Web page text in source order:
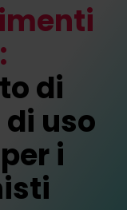
di
uso
i